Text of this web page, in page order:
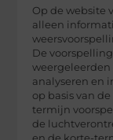
Op de website
alleen
De
analyseren en
op basis van
termijn
de